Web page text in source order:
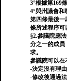
3°根據第169
4°與州議會和
第四條最後一
條所述程序可
§2.參議院應
分之一的成員
求。
參議院可以在
-決定沒有理
-修改後通過法